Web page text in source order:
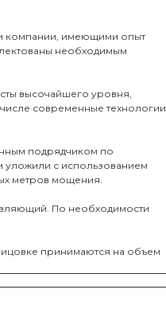
компании, имеющими опыт
необходимым
высочайшего уровня,
современные технологии
подрядчиком по
уложили с использованием
метров мощения.
По необходимости
принимаются на объем
Уличные
Фасадные
Заборы